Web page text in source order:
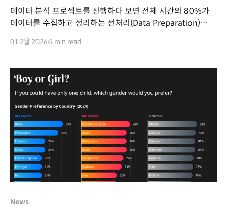
데이터 분석 프로젝트를 진행하다 보면 전체 시간의 80%가
데이터를 수집하고 정리하는 전처리(Data Preparation)
가공하는 과정은 필수적이지만, 반복적이고 시간이 많이
없이 직관적인 드래그 앤 드롭(Drag & Drop) 방식으로
데이터 준비 과정을 혁신할 수 있는
01 2월 2026 5 min read
News